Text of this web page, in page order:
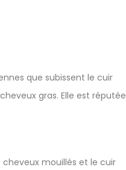
que subissent le cuir
gras. Elle est réputée
mouillés et le cuir